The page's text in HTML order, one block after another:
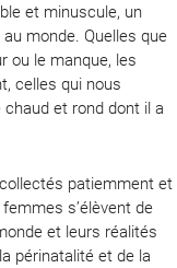
et minuscule, un
monde. Quelles que
ou le manque, les
celles qui nous
et rond dont il a
patiemment et
s’élèvent de
et leurs réalités
périnatalité et de la